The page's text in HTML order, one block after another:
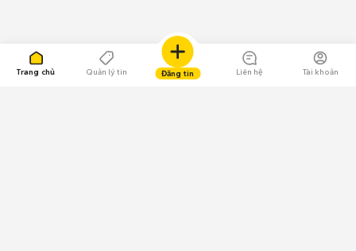
Trang chủ Quản lý tin Đăng tin Liên hệ Tài khoản